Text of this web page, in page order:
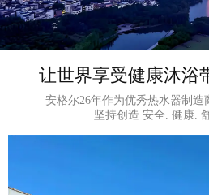
让世界享受健康沐浴
安格尔26年作为优秀热水器制造
坚持创造 安全. 健康.